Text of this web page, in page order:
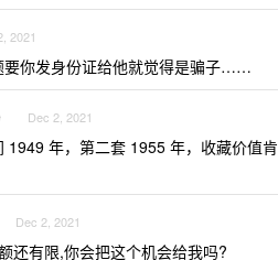
2021
要你发身份证给他就觉得是骗子……
Dec 2, 2021
1949 年，第二套 1955 年，收藏价值
Dec 2, 2021
还有限,你会把这个机会给我吗?